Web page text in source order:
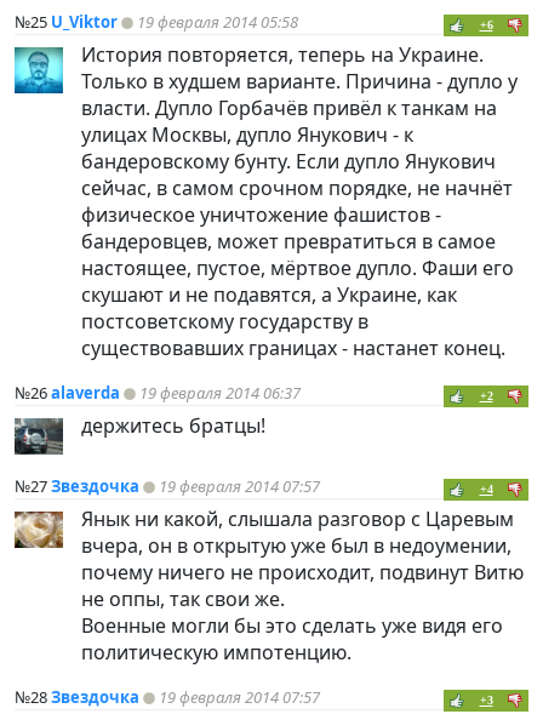
№25 U_Viktor 19 февраля 2014 05:58 +6
История повторяется, теперь на Украине.
Только в худшем варианте. Причина - дупло у
власти. Дупло Горбачёв привёл к танкам на
улицах Москвы, дупло Янукович - к
бандеровскому бунту. Если дупло Янукович
сейчас, в самом срочном порядке, не начнёт
физическое уничтожение фашистов -
бандеровцев, может превратиться в самое
настоящее, пустое, мёртвое дупло. Фаши его
скушают и не подавятся, а Украине, как
постсоветскому государству в
существовавших границах - настанет конец.
№26alaverda 19 февраля 2014 06:37 +2
держитесь братцы!
№27Звездочка 19 февраля 2014 07:57 +4
Янык ни какой, слышала разговор с Царевым
вчера, он в открытую уже был в недоумении,
почему ничего не происходит, подвинут Витю
не оппы, так свои же.
Военные могли бы это сделать уже видя его
политическую импотенцию.
№28Звездочка 19 февраля 2014 07:57 +3